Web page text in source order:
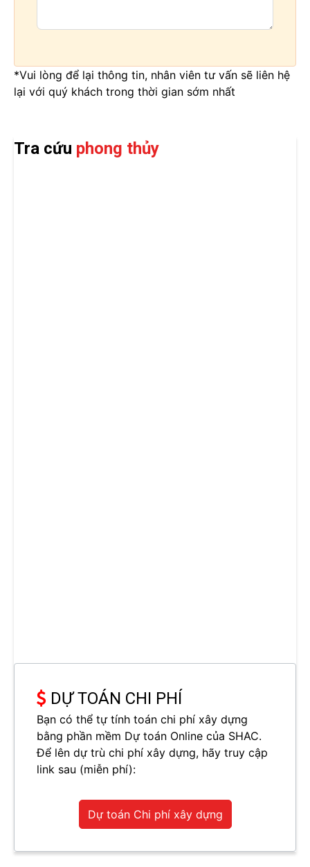
*Vui lòng để lại thông tin, nhân viên tư vấn sẽ liên hệ
lại với quý khách trong thời gian sớm nhất
Tra cứu phong thủy
DỰ TOÁN CHI PHÍ
Bạn có thể tự tính toán chi phí xây dựng
bằng phần mềm Dự toán Online của SHAC.
Để lên dự trù chi phí xây dựng, hãy truy cập
link sau (miễn phí):
Dự toán Chi phí xây dựng